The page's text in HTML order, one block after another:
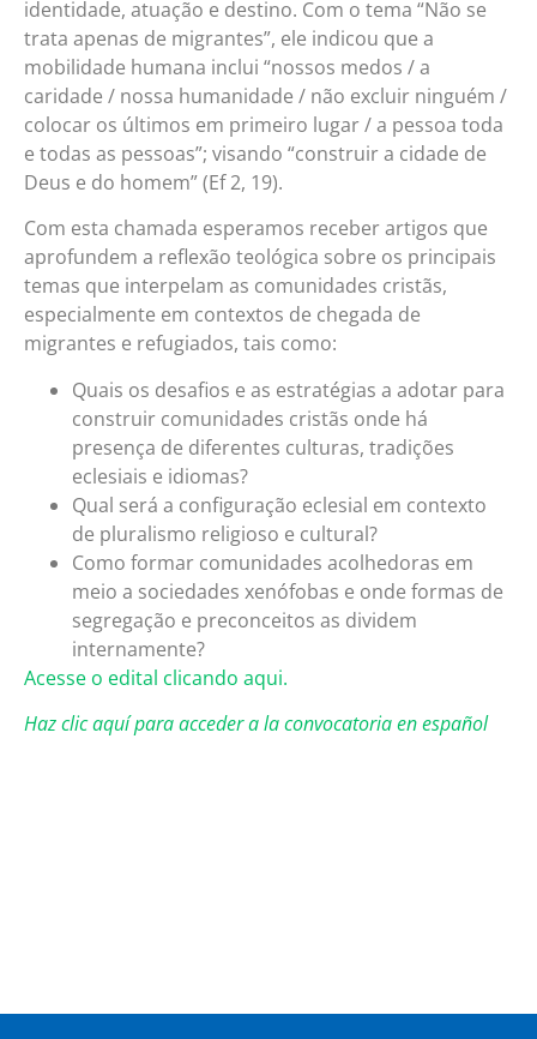
identidade, atuação e destino. Com o tema “Não se
trata apenas de migrantes”, ele indicou que a
mobilidade humana inclui “nossos medos / a
caridade / nossa humanidade / não excluir ninguém /
colocar os últimos em primeiro lugar / a pessoa toda
e todas as pessoas”; visando “construir a cidade de
Deus e do homem” (Ef 2, 19).
Com esta chamada esperamos receber artigos que
aprofundem a reflexão teológica sobre os principais
temas que interpelam as comunidades cristãs,
especialmente em contextos de chegada de
migrantes e refugiados, tais como:
Quais os desafios e as estratégias a adotar para
construir comunidades cristãs onde há
presença de diferentes culturas, tradições
eclesiais e idiomas?
Qual será a configuração eclesial em contexto
de pluralismo religioso e cultural?
Como formar comunidades acolhedoras em
meio a sociedades xenófobas e onde formas de
segregação e preconceitos as dividem
internamente?
Acesse o edital clicando aqui.
Haz clic aquí para acceder a la convocatoria en español